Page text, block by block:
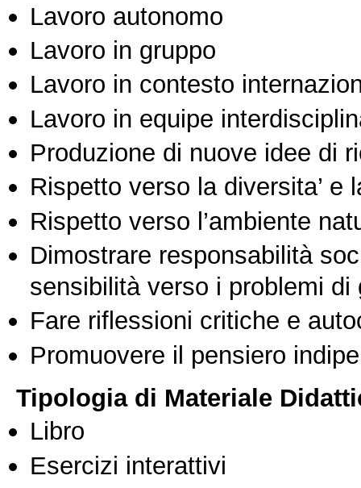
Lavoro autonomo
Lavoro in gruppo
Lavoro in contesto
Lavoro in equipe
Produzione di nuove idee di
Rispetto verso la diversita’ e
Rispetto verso l’ambiente
Dimostrare responsabilità
sensibilità verso i problemi di
Fare riflessioni critiche e
Promuovere il pensiero
Tipologia di Materiale
Libro
Esercizi interattivi